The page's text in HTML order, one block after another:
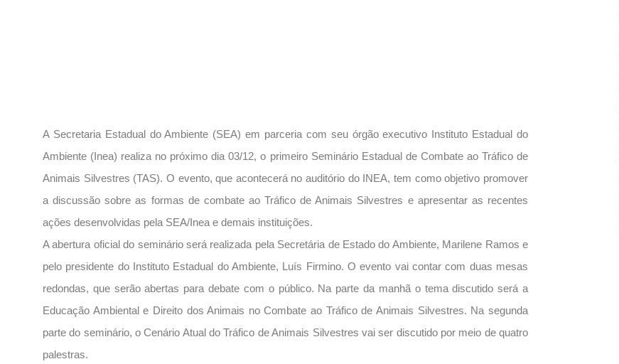
A Secretaria Estadual do Ambiente (SEA) em parceria com seu órgão executivo Instituto Estadual do
Ambiente (Inea) realiza no próximo dia 03/12, o primeiro Seminário Estadual de Combate ao Tráfico de
Animais Silvestres (TAS). O evento, que acontecerá no auditório do INEA, tem como objetivo promover
a discussão sobre as formas de combate ao Tráfico de Animais Silvestres e apresentar as recentes
ações desenvolvidas pela SEA/Inea e demais instituições.
A abertura oficial do seminário será realizada pela Secretária de Estado do Ambiente, Marilene Ramos e
pelo presidente do Instituto Estadual do Ambiente, Luís Firmino. O evento vai contar com duas mesas
redondas, que serão abertas para debate com o público. Na parte da manhã o tema discutido será a
Educação Ambiental e Direito dos Animais no Combate ao Tráfico de Animais Silvestres. Na segunda
parte do seminário, o Cenário Atual do Tráfico de Animais Silvestres vai ser discutido por meio de quatro
palestras.